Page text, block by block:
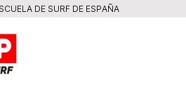
DE SURF DE ESPAÑA